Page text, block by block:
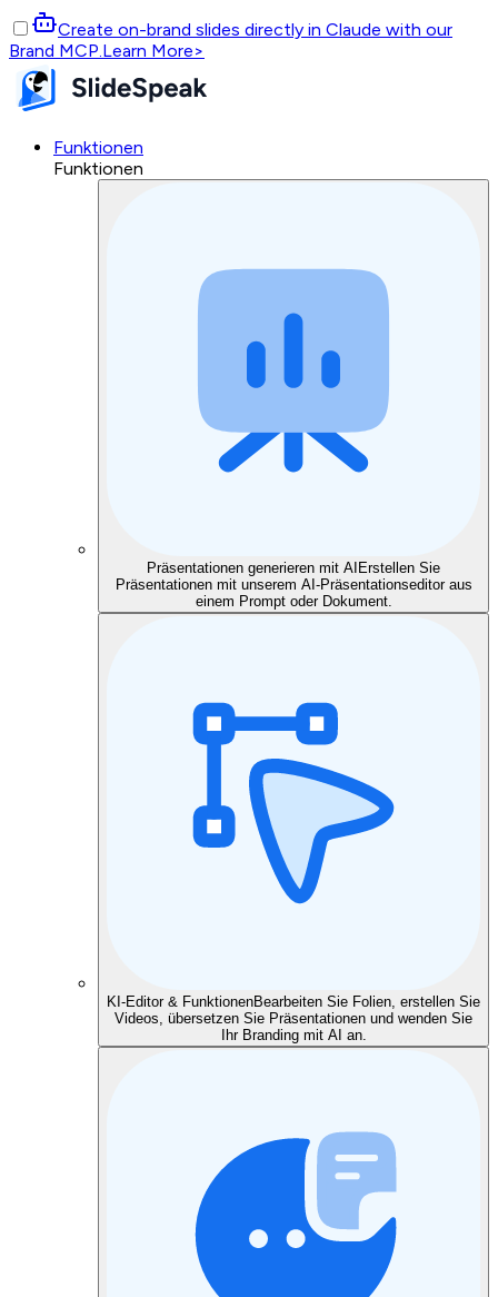
Create on-brand slides directly in Claude with our
Brand MCP.Learn More>
Funktionen
Funktionen
Präsentationen generieren mit AI Erstellen Sie
Präsentationen mit unserem AI-Präsentationseditor aus
einem Prompt oder Dokument.
KI-Editor & FunktionenBearbeiten Sie Folien, erstellen Sie
Videos, übersetzen Sie Präsentationen und wenden Sie
Ihr Branding mit AI an.